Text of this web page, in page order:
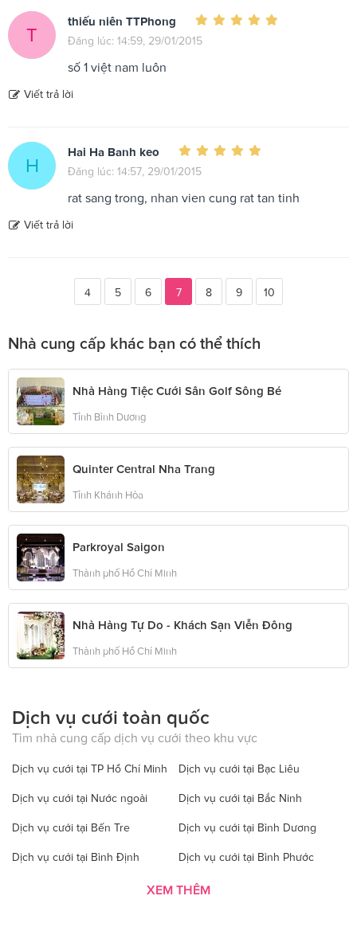
T
thiếu niên TTPhong
Đăng lúc: 14:59, 29/01/2015
số 1 việt nam luôn
Viết trả lời
H
Hai Ha Banh keo
Đăng lúc: 14:57, 29/01/2015
rat sang trong, nhan vien cung rat tan tinh
Viết trả lời
4 5 6 7 8 9 10
Nhà cung cấp khác bạn có thể thích
Nhà Hàng Tiệc Cưới Sân Golf Sông Bé
Tỉnh Bình Dương
Quinter Central Nha Trang
Tỉnh Khánh Hòa
Parkroyal Saigon
Thành phố Hồ Chí Minh
Nhà Hàng Tự Do - Khách Sạn Viễn Đông
Thành phố Hồ Chí Minh
Dịch vụ cưới toàn quốc
Tìm nhà cung cấp dịch vụ cưới theo khu vực
Dịch vụ cưới tại TP Hồ Chí Minh Dịch vụ cưới tại Bạc Liêu
Dịch vụ cưới tại Nước ngoài Dịch vụ cưới tại Bắc Ninh
Dịch vụ cưới tại Bến Tre Dịch vụ cưới tại Bình Dương
Dịch vụ cưới tại Bình Định Dịch vụ cưới tại Bình Phước
Dịch vụ cưới tại Bình Thuận Dịch vụ cưới tại Cà Mau
XEM THÊM